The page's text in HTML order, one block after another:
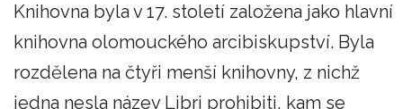
Knihovna byla v 17. století založena jako hlavní
knihovna olomouckého arcibiskupství. Byla
rozdělena na čtyři menší knihovny, z nichž
jedna nesla název Libri prohibiti, kam se